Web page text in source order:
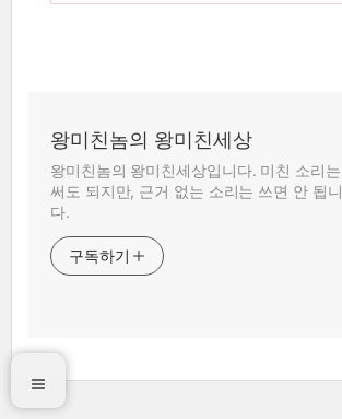
왕미친놈의 왕미친세상
왕미친놈의 왕미친세상입니다. 미친 소리는
써도 되지만, 근거 없는 소리는 쓰면 안 됩니
다.
구독하기